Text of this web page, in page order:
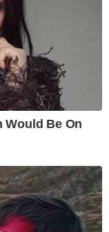
Would Be On